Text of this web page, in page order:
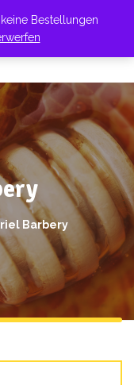
Barbery
Bestellungen